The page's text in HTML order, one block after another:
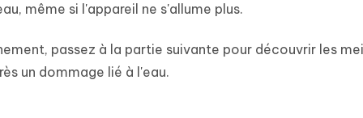
même si l'appareil ne s'allume plus.
passez à la partie suivante pour découvrir les
un dommage lié à l'eau.